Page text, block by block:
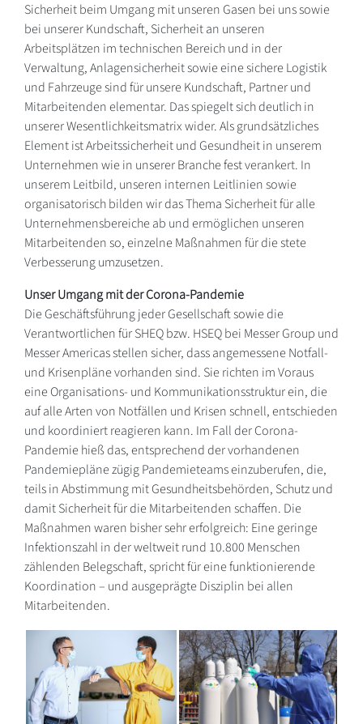
Sicherheit beim Umgang mit unseren Gasen bei uns sowie
bei unserer Kundschaft, Sicherheit an unseren
Arbeitsplätzen im technischen Bereich und in der
Verwaltung, Anlagensicherheit sowie eine sichere Logistik
und Fahrzeuge sind für unsere Kundschaft, Partner und
Mitarbeitenden elementar. Das spiegelt sich deutlich in
unserer Wesentlichkeitsmatrix wider. Als grundsätzliches
Element ist Arbeitssicherheit und Gesundheit in unserem
Unternehmen wie in unserer Branche fest verankert. In
unserem Leitbild, unseren internen Leitlinien sowie
organisatorisch bilden wir das Thema Sicherheit für alle
Unternehmensbereiche ab und ermöglichen unseren
Mitarbeitenden so, einzelne Maßnahmen für die stete
Verbesserung umzusetzen.
Unser Umgang mit der Corona-Pandemie
Die Geschäftsführung jeder Gesellschaft sowie die
Verantwortlichen für SHEQ bzw. HSEQ bei Messer Group und
Messer Americas stellen sicher, dass angemessene Notfall-
und Krisenpläne vorhanden sind. Sie richten im Voraus
eine Organisations- und Kommunikationsstruktur ein, die
auf alle Arten von Notfällen und Krisen schnell, entschieden
und koordiniert reagieren kann. Im Fall der Corona-
Pandemie hieß das, entsprechend der vorhandenen
Pandemiepläne zügig Pandemieteams einzuberufen, die,
teils in Abstimmung mit Gesundheitsbehörden, Schutz und
damit Sicherheit für die Mitarbeitenden schaffen. Die
Maßnahmen waren bisher sehr erfolgreich: Eine geringe
Infektionszahl in der weltweit rund 10.800 Menschen
zählenden Belegschaft, spricht für eine funktionierende
Koordination – und ausgeprägte Disziplin bei allen
Mitarbeitenden.